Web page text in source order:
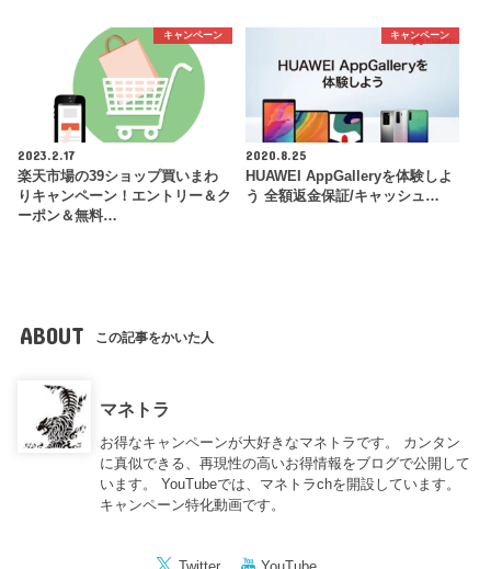
キャンペーン
2023.2.17
楽天市場の39ショップ買いまわ
りキャンペーン！エントリー＆ク
ーポン＆無料…
キャンペーン
2020.8.25
HUAWEI AppGalleryを体験しよ
う 全額返金保証/キャッシュ…
ABOUT この記事をかいた人
マネトラ
お得なキャンペーンが大好きなマネトラです。 カンタン
に真似できる、再現性の高いお得情報をブログで公開して
います。 YouTubeでは、マネトラchを開設しています。
キャンペーン特化動画です。